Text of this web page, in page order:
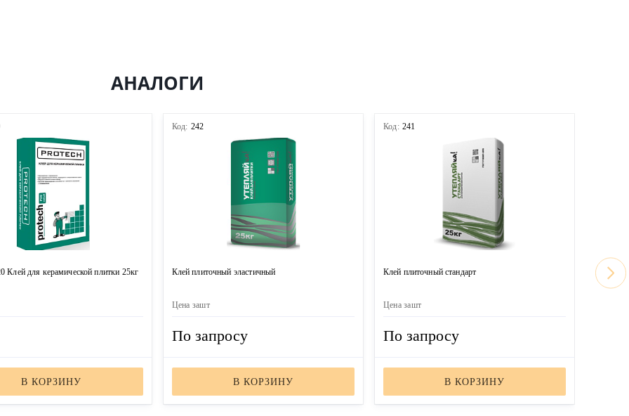
АНАЛОГИ
Клей для керамической плитки 25кг
В КОРЗИНУ
Код: 242
Клей плиточный эластичный
Цена зашт
По запросу
В КОРЗИНУ
Код: 241
Клей плиточный стандарт
Цена зашт
По запросу
В КОРЗИНУ
Клей